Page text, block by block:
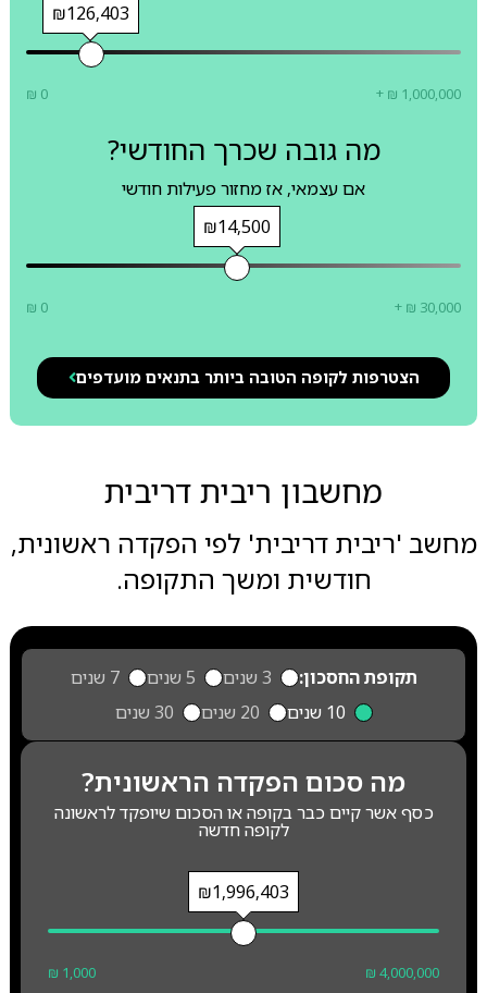
₪126,403
₪ 0 + ₪ 1,000,000
מה גובה שכרך החודשי?
אם עצמאי, אז מחזור פעילות חודשי
₪14,500
₪ 0 + ₪ 30,000
הצטרפות לקופה הטובה ביותר בתנאים מועדפים
מחשבון ריבית דריבית
מחשב 'ריבית דריבית' לפי הפקדה ראשונית,
חודשית ומשך התקופה.
תקופת החסכון: 3 שנים 5 שנים
7 שנים
10 שנים
20 שנים 30 שנים
מה סכום הפקדה הראשונית?
כסף אשר קיים כבר בקופה או הסכום שיופקד לראשונה
לקופה חדשה
₪1,996,403
₪ 1,000 ₪ 4,000,000